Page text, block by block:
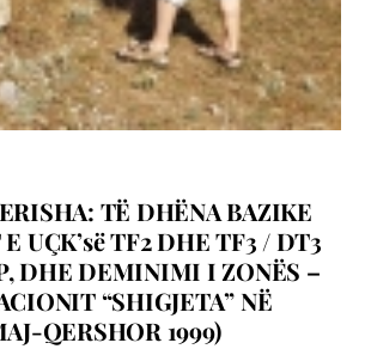
TË DHËNA BAZIKE
UÇK’së TF2 DHE TF3 / DT3
DHE DEMINIMI I ZONËS –
“SHIGJETA” NË
QERSHOR 1999)